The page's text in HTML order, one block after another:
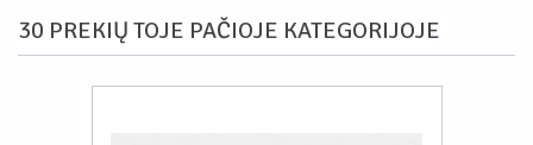
30 PREKIŲ TOJE PAČIOJE KATEGORIJOJE